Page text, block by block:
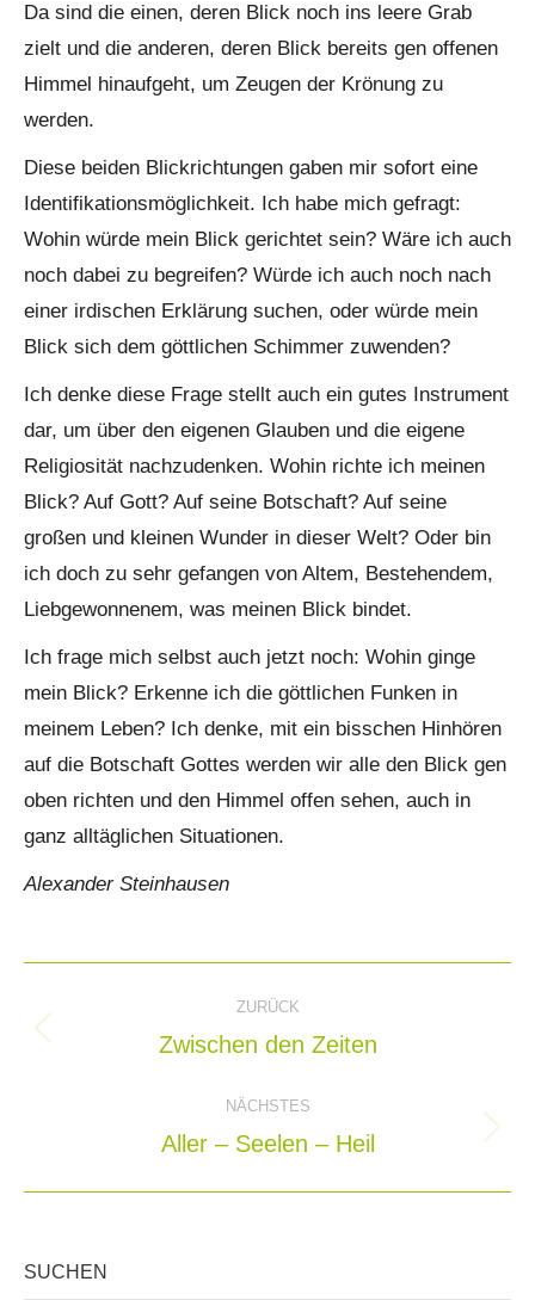
Da sind die einen, deren Blick noch ins leere Grab
zielt und die anderen, deren Blick bereits gen offenen
Himmel hinaufgeht, um Zeugen der Krönung zu
werden.
Diese beiden Blickrichtungen gaben mir sofort eine
Identifikationsmöglichkeit. Ich habe mich gefragt:
Wohin würde mein Blick gerichtet sein? Wäre ich auch
noch dabei zu begreifen? Würde ich auch noch nach
einer irdischen Erklärung suchen, oder würde mein
Blick sich dem göttlichen Schimmer zuwenden?
Ich denke diese Frage stellt auch ein gutes Instrument
dar, um über den eigenen Glauben und die eigene
Religiosität nachzudenken. Wohin richte ich meinen
Blick? Auf Gott? Auf seine Botschaft? Auf seine
großen und kleinen Wunder in dieser Welt? Oder bin
ich doch zu sehr gefangen von Altem, Bestehendem,
Liebgewonnenem, was meinen Blick bindet.
Ich frage mich selbst auch jetzt noch: Wohin ginge
mein Blick? Erkenne ich die göttlichen Funken in
meinem Leben? Ich denke, mit ein bisschen Hinhören
auf die Botschaft Gottes werden wir alle den Blick gen
oben richten und den Himmel offen sehen, auch in
ganz alltäglichen Situationen.
Alexander Steinhausen
Kommentarnavigation
ZURÜCK
Vorheriger
Zwischen den Zeiten
NÄCHSTES
Nächster
Aller – Seelen – Heil
SUCHEN